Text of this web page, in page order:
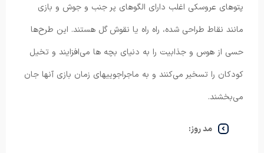
پتوهای عروسکی اغلب دارای الگوهای پر جنب و جوش و بازی
مانند نقاط طراحی شده، راه راه یا نقوش گل هستند. این طرح‌ها
حسی از هوس و جذابیت را به دنیای بچه ها می‌افزایند و تخیل
کودکان را تسخیر می‌کنند و به ماجراجوییهای زمان بازی آنها جان
می‌بخشند.
مد روز: